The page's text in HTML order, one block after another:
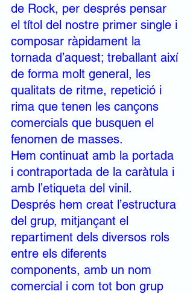
de Rock, per després pensar
el títol del nostre primer single i
composar ràpidament la
tornada d’aquest; treballant així
de forma molt general, les
qualitats de ritme, repetició i
rima que tenen les cançons
comercials que busquen el
fenomen de masses.
Hem continuat amb la portada
i contraportada de la caràtula i
amb l’etiqueta del vinil.
Després hem creat l’estructura
del grup, mitjançant el
repartiment dels diversos rols
entre els diferents
components, amb un nom
comercial i com tot bon grup